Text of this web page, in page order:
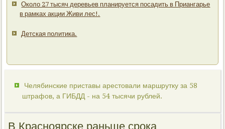
Около 27 тысяч деревьев планируется посадить в Приангарье
в рамках акции Живи лес!.
Детская политика.
Челябинские приставы арестовали маршрутку за 58
штрафов, а ГИБДД - на 54 тысячи рублей.
В Красноярске раньше срока